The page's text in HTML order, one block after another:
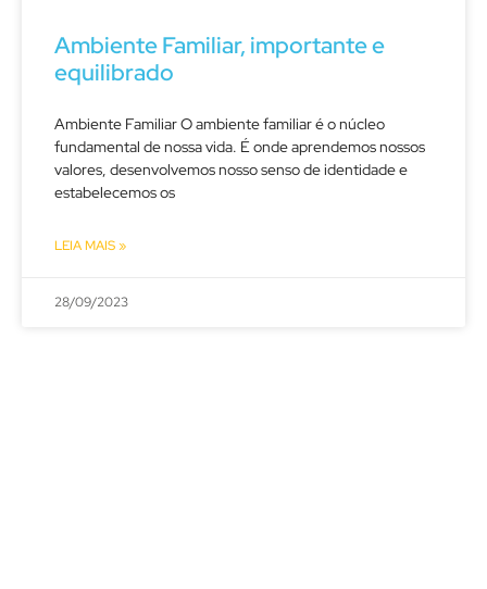
Ambiente Familiar, importante e
equilibrado
Ambiente Familiar O ambiente familiar é o núcleo
fundamental de nossa vida. É onde aprendemos nossos
valores, desenvolvemos nosso senso de identidade e
estabelecemos os
LEIA MAIS »
28/09/2023